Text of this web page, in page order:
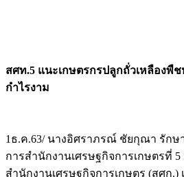
สศท.5 แนะเกษตรกรปลูกถั่วเหลืองพื
กำไรงาม
1ธ.ค.63/ นางอิศราภรณ์ ชัยกุณา รักษ
การสำนักงานเศรษฐกิจการเกษตรที่
สำนักงานเศรษฐกิจการเกษตร (สศก.)